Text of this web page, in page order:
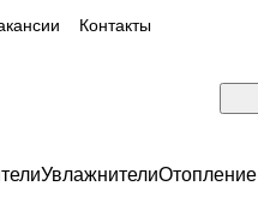
Контакты
УвлажнителиОтопление